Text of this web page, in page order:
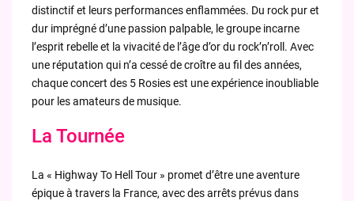
distinctif et leurs performances enflammées. Du rock pur et
dur imprégné d’une passion palpable, le groupe incarne
l’esprit rebelle et la vivacité de l’âge d’or du rock’n’roll. Avec
une réputation qui n’a cessé de croître au fil des années,
chaque concert des 5 Rosies est une expérience inoubliable
pour les amateurs de musique.
La Tournée
La « Highway To Hell Tour » promet d’être une aventure
épique à travers la France, avec des arrêts prévus dans